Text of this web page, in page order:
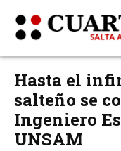
Hasta el
salteño se
Ingeniero
UNSAM